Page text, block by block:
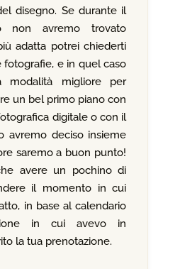
disegno. Se durante il
non avremo trovato
adatta potrei chiederti
fotografie, e in quel caso
modalità migliore per
un bel primo piano con
digitale o con il
avremo deciso insieme
saremo a buon punto!
avere un pochino di
il momento in cui
in base al calendario
in cui avevo in
la tua prenotazione.